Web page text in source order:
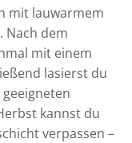
mit lauwarmem
Nach dem
mit einem
lasierst du
kannst du
verpassen –